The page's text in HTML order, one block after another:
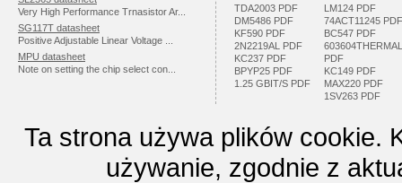
Very High Performance Trnasistor Ar...
SG117T datasheet
Positive Adjustable Linear Voltage ...
MPU datasheet
Note on setting the chip select con...
TDA2003 PDF
DM5486 PDF
KF590 PDF
2N2219AL PDF
KC237 PDF
BPYP25 PDF
1.25 GBIT/S PDF
LM124 PDF
74ACT11245 PDF
BC547 PDF
603604THERMAL
PDF
KC149 PDF
MAX220 PDF
1SV263 PDF
Ta strona używa plików cookie.
używanie, zgodnie z